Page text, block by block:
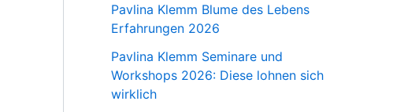
Pavlina Klemm Blume des Lebens
Erfahrungen 2026
Pavlina Klemm Seminare und
Workshops 2026: Diese lohnen sich
wirklich